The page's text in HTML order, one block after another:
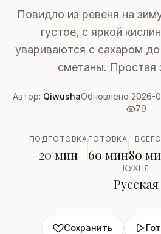
Повидло из ревеня на
густое, с яркой
увариваются с сахаром до
сметаны. Простая
Автор: QiwushaОбновлено 2026-
79
ПОДГОТОВКА
20 мин
ГОТОВКА
60 мин
ВСЕГО
80
КУХНЯ
Русская
Сохранить